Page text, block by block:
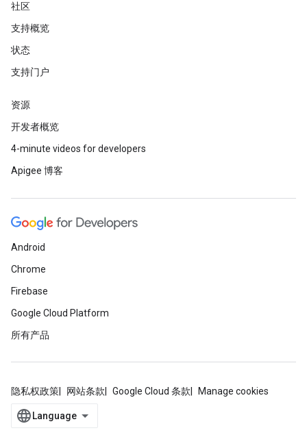
社区
支持概览
状态
支持门户
资源
开发者概览
4-minute videos for developers
Apigee 博客
Android
Chrome
Firebase
Google Cloud Platform
所有产品
隐私权政策 网站条款 Google Cloud 条款 Manage cookies